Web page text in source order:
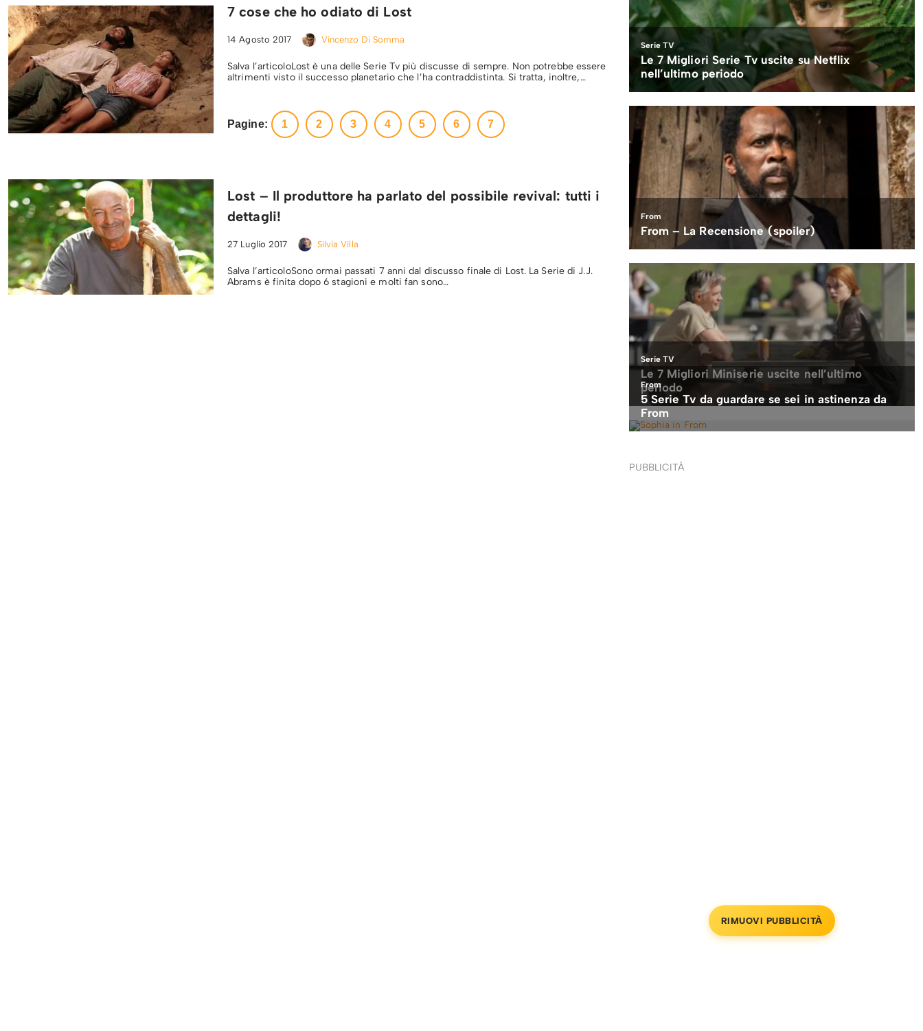
7 cose che ho odiato di Lost
14 Agosto 2017 Vincenzo Di Somma
Salva l’articoloLost è una delle Serie Tv più discusse di sempre. Non potrebbe essere
altrimenti visto il successo planetario che l’ha contraddistinta. Si tratta, inoltre,…
Pagine: 1 2 3 4 5 6 7
Lost – Il produttore ha parlato del possibile revival: tutti i
dettagli!
27 Luglio 2017 Silvia Villa
Salva l’articoloSono ormai passati 7 anni dal discusso finale di Lost. La Serie di J.J.
Abrams è finita dopo 6 stagioni e molti fan sono…
PUBBLICITÀ
RIMUOVI PUBBLICITÀ